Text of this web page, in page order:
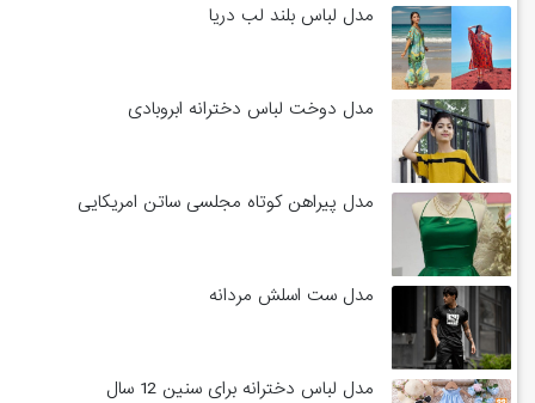
مدل لباس بلند لب دریا
مدل دوخت لباس دخترانه ابروبادی
مدل پیراهن کوتاه مجلسی ساتن امریکایی
مدل ست اسلش مردانه
مدل لباس دخترانه برای سنین 12 سال